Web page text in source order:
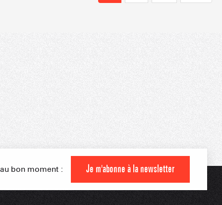
SKIABLES
bon moment : Je m'abonne à la newsletter